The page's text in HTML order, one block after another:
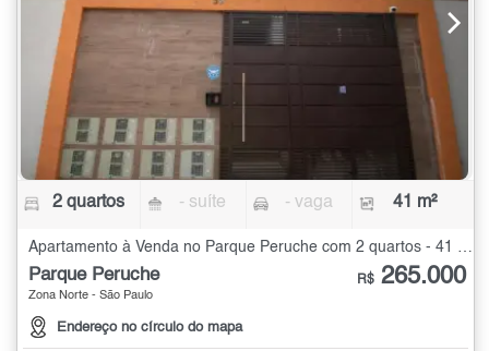
2 quartos - suíte - vaga 41 m²
Apartamento à Venda no Parque Peruche com 2 quartos - 41 m²
Parque Peruche
Zona Norte - São Paulo
Endereço no círculo do mapa
R$ 265.000